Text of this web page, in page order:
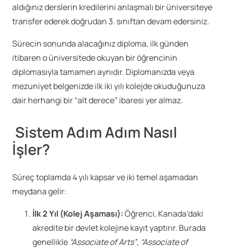
aldığınız derslerin kredilerini anlaşmalı bir üniversiteye
transfer ederek doğrudan 3. sınıftan devam edersiniz.
Sürecin sonunda alacağınız diploma, ilk günden
itibaren o üniversitede okuyan bir öğrencinin
diplomasıyla tamamen aynıdır. Diplomanızda veya
mezuniyet belgenizde ilk iki yılı kolejde okuduğunuza
dair herhangi bir “alt derece” ibaresi yer almaz.
Sistem Adım Adım Nasıl
İşler?
Süreç toplamda 4 yılı kapsar ve iki temel aşamadan
meydana gelir:
İlk 2 Yıl (Kolej Aşaması):Öğrenci, Kanada’daki
akredite bir devlet kolejine kayıt yaptırır. Burada
genellikle “Associate of Arts”, “Associate of